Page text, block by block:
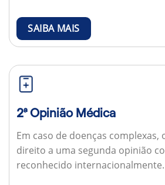
SAIBA MAIS
2ª Opinião Médica
Em caso de doenças complexas,
direito a uma segunda opinião
reconhecido internacionalmente.